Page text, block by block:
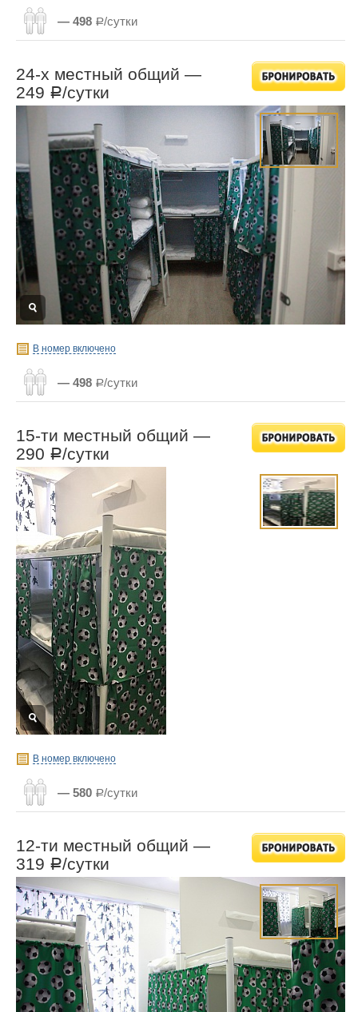
— 498 Р/сутки
24-х местный общий —
249 Р/сутки
В номер включено
— 498 Р/сутки
15-ти местный общий —
290 Р/сутки
В номер включено
— 580 Р/сутки
12-ти местный общий —
319 Р/сутки